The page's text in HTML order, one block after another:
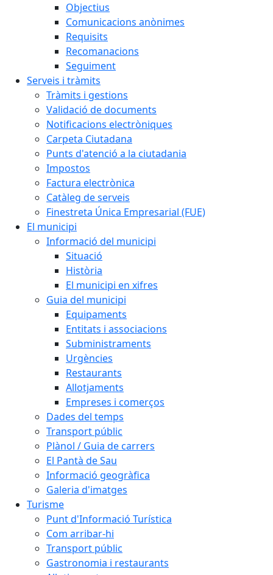
Objectius
Comunicacions anònimes
Requisits
Recomanacions
Seguiment
Serveis i tràmits
Tràmits i gestions
Validació de documents
Notificacions electròniques
Carpeta Ciutadana
Punts d'atenció a la ciutadania
Impostos
Factura electrònica
Catàleg de serveis
Finestreta Única Empresarial (FUE)
El municipi
Informació del municipi
Situació
Història
El municipi en xifres
Guia del municipi
Equipaments
Entitats i associacions
Subministraments
Urgències
Restaurants
Allotjaments
Empreses i comerços
Dades del temps
Transport públic
Plànol / Guia de carrers
El Pantà de Sau
Informació geogràfica
Galeria d'imatges
Turisme
Punt d'Informació Turística
Com arribar-hi
Transport públic
Gastronomia i restaurants